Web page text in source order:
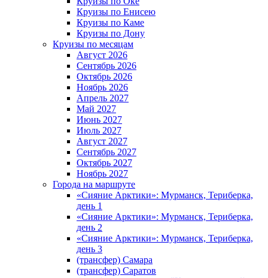
Круизы по Енисею
Круизы по Каме
Круизы по Дону
Круизы по месяцам
Август 2026
Сентябрь 2026
Октябрь 2026
Ноябрь 2026
Апрель 2027
Май 2027
Июнь 2027
Июль 2027
Август 2027
Сентябрь 2027
Октябрь 2027
Ноябрь 2027
Города на маршруте
«Сияние Арктики»: Мурманск, Териберка,
день 1
«Сияние Арктики»: Мурманск, Териберка,
день 2
«Сияние Арктики»: Мурманск, Териберка,
день 3
(трансфер) Самара
(трансфер) Саратов